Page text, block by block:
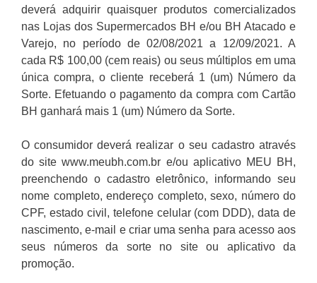
deverá adquirir quaisquer produtos comercializados
nas Lojas dos Supermercados BH e/ou BH Atacado e
Varejo, no período de 02/08/2021 a 12/09/2021. A
cada R$ 100,00 (cem reais) ou seus múltiplos em uma
única compra, o cliente receberá 1 (um) Número da
Sorte. Efetuando o pagamento da compra com Cartão
BH ganhará mais 1 (um) Número da Sorte.
O consumidor deverá realizar o seu cadastro através
do site www.meubh.com.br e/ou aplicativo MEU BH,
preenchendo o cadastro eletrônico, informando seu
nome completo, endereço completo, sexo, número do
CPF, estado civil, telefone celular (com DDD), data de
nascimento, e-mail e criar uma senha para acesso aos
seus números da sorte no site ou aplicativo da
promoção.